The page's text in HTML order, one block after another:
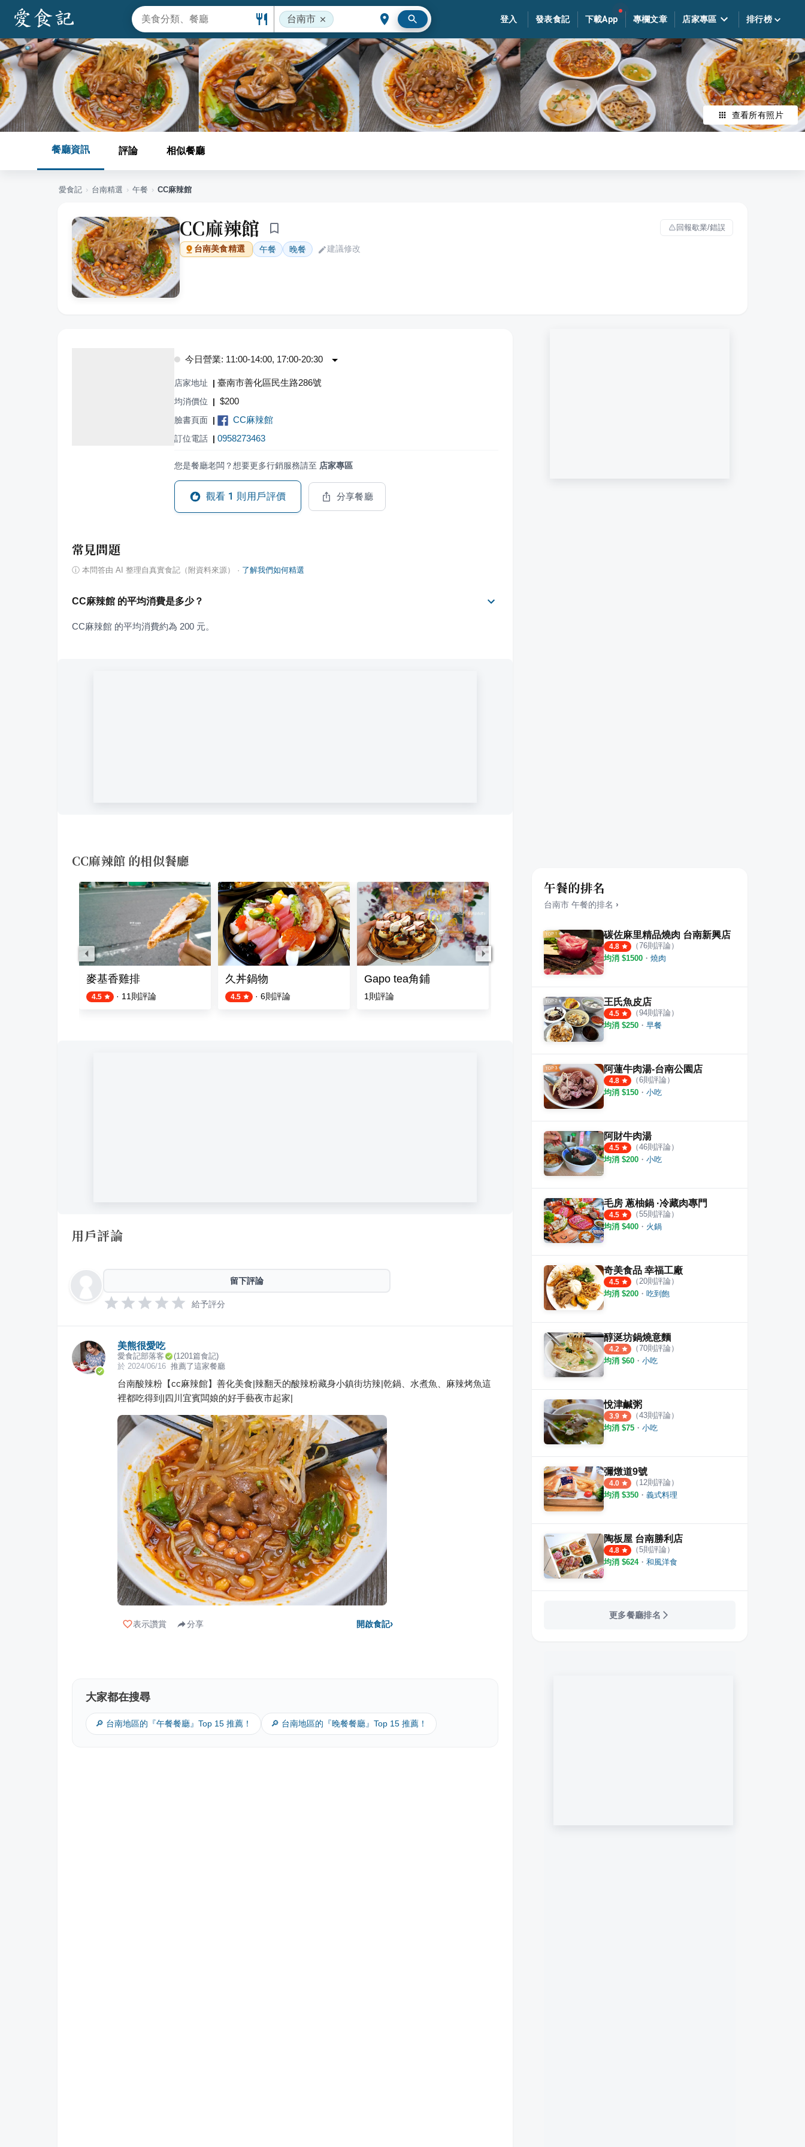
台南市 登入 發表食記 下載App 專欄文章 店家專區 排行榜
查看所有照片
餐廳資訊 評論 相似餐廳
愛食記 › 台南精選 › 午餐 › CC麻辣館
CC麻辣館 回報歇業/錯誤
台南美食精選 午餐 晚餐 建議修改
今日營業: 11:00-14:00, 17:00-20:30
店家地址 | 臺南市善化區民生路286號
均消價位 | $200
臉書頁面 | CC麻辣館
訂位電話 | 0958273463
您是餐廳老闆？想要更多行銷服務請至 店家專區
觀看 1 則用戶評價 分享餐廳
常見問題
ⓘ 本問答由 AI 整理自真實食記（附資料來源） · 了解我們如何精選
CC麻辣館 的平均消費是多少？
CC麻辣館 的平均消費約為 200 元。
CC麻辣館 的相似餐廳
麥基香雞排
4.5 · 11 則評論
久丼鍋物
4.5 · 6則評論
Gapo tea角鋪
1 則評論
德記油雞
則評論 5.0
用戶評論
留下評論
給予評分
美熊很愛吃
愛食記部落客 (1201 篇食記)
於 2024/06/16 推薦了這家餐廳
台南酸辣粉【cc麻辣館】善化美食|辣翻天的酸辣粉藏身小鎮街坊辣|乾鍋、水煮魚、麻辣烤魚這
裡都吃得到|四川宜賓闆娘的好手藝夜市起家|
表示讚賞 分享 開啟食記›
大家都在搜尋
🔎 台南地區的『午餐餐廳』Top 15 推薦！ 🔎 台南地區的『晚餐餐廳』Top 15 推薦！
午餐的排名
台南市 午餐的排名 ›
碳佐麻里精品燒肉 台南新興店
4.8 （76則評論）
均消 $1500 ・ 燒肉
王氏魚皮店
4.5 （94則評論）
均消 $250 ・ 早餐
阿蓮牛肉湯-台南公園店
4.8 （6則評論）
均消 $150 ・ 小吃
阿財牛肉湯
4.5 （46則評論）
均消 $200 ・ 小吃
毛房 蔥柚鍋 ·冷藏肉專門
4.5 （55則評論）
均消 $400 ・ 火鍋
奇美食品 幸福工廠
4.5 （20則評論）
均消 $200 ・ 吃到飽
醇涎坊鍋燒意麵
4.2 （70則評論）
均消 $60 ・ 小吃
悅津鹹粥
3.9 （43則評論）
均消 $75 ・ 小吃
彌燉道9號
4.0 （ 12則評論）
均消 $350 ・ 義式料理
陶板屋 台南勝利店
4.8 （5則評論）
均消 $624・ 和風洋食
更多餐廳排名